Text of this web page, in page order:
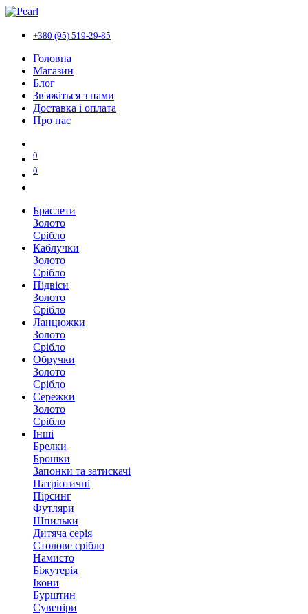
+380 (95) 519-29-85
Головна
Магазин
Блог
Зв'яжіться з нами
Доставка і оплата
Про нас
0
0
Браслети
Золото
Срібло
Каблучки
Золото
Срібло
Підвіси
Золото
Срібло
Ланцюжки
Золото
Срібло
Обручки
Золото
Срібло
Сережки
Золото
Срібло
Інші
Брелки
Брошки
Запонки та затискачі
Патріотичні
Пірсинг
Футляри
Шпильки
Дитяча серія
Столове срібло
Намисто
Біжутерія
Ікони
Бурштин
Сувеніри